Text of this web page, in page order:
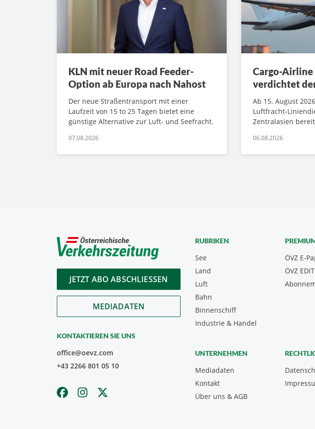
KLN mit neuer Road Feeder-
Option ab Europa nach Nahost
Der neue Straßentransport mit einer
Laufzeit von 15 to 25 Tagen bietet eine
günstige Alternative zur Luft- und Seefracht.
07.08.2026
Cargo-
verdichtet
Ab 15. August
Luftfracht-
Zentralasien
06.08.2026
JETZT ABO ABSCHLIESSEN
MEDIADATEN
KONTAKTIEREN SIE UNS
office@oevz.com
+43 2266 801 05 10
RUBRIKEN
See
Land
Luft
Bahn
Binnenschiff
Industrie & Handel
ÖVZ E-
ÖVZ
UNTERNEHMEN
Mediadaten
Kontakt
Über uns & AGB